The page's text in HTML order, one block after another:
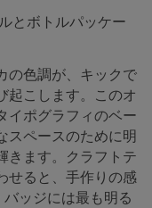
とボトルパッケー
の色調が、キックで
起こします。このオ
イポグラフィのベー
スペースのために明
きます。クラフトテ
せると、手作りの感
ッジには最も明る